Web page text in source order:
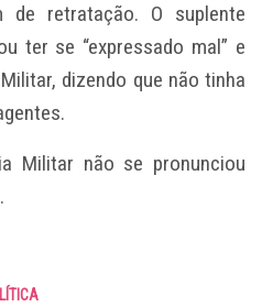
retratação. O suplente
ter se “expressado mal” e
dizendo que não tinha
Militar não se pronunciou